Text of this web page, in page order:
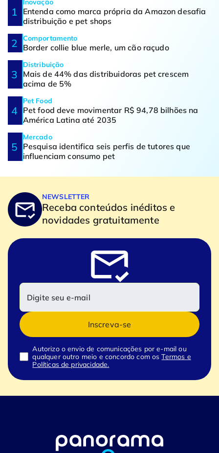
Inovação
Entenda como marca própria da Amazon desafia
distribuição e pet shops
Comportamento
Border collie blue merle, um cão raçudo
Distribuição
Mais de 44% das distribuidoras pet crescem
acima de 5%
Pet Food
Pet food deve movimentar R$ 94,78 bilhões na
América Latina até 2035
Mercado
Pesquisa identifica seis perfis de tutores que
influenciam consumo pet
NEWSLETTER
Receba conteúdos inéditos e
novidades gratuitamente
Inscreva-se
Autorizo o envio de comunicações por e-mail ou
qualquer outro meio e concordo com osTermos e
Políticas de privacidade.